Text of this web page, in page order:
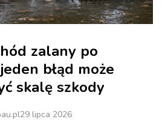
zalany po
błąd może
skalę szkody
29 lipca 2026